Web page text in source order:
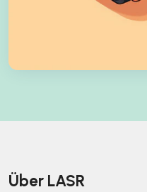
Über LASR